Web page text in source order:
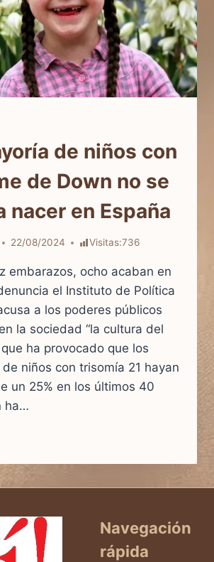
de niños con
de Down no se
nacer en España
22/08/2024 Visitas:736
embarazos, ocho acaban en
el Instituto de Política
a los poderes públicos
la sociedad “la cultura del
ha provocado que los
niños con trisomía 21 hayan
un 25% en los últimos 40
ha…
Navegación
rápida